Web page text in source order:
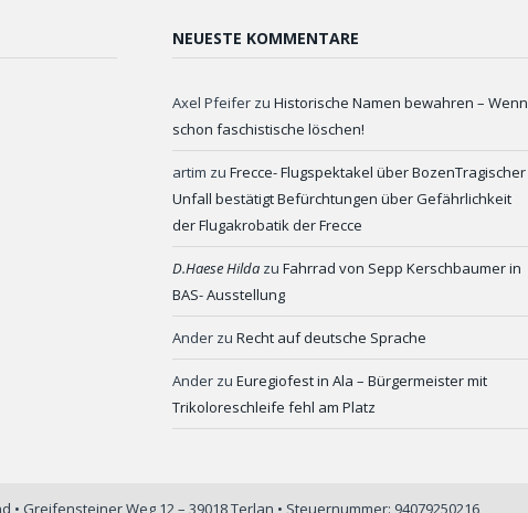
NEUESTE KOMMENTARE
Axel Pfeifer zu Historische Namen bewahren – Wenn
schon faschistische löschen!
artim zu Frecce- Flugspektakel über BozenTragischer
Unfall bestätigt Befürchtungen über Gefährlichkeit
der Flugakrobatik der Frecce
D.Haese Hilda zu Fahrrad von Sepp Kerschbaumer in
BAS- Ausstellung
Ander zu Recht auf deutsche Sprache
Ander zu Euregiofest in Ala – Bürgermeister mit
Trikoloreschleife fehl am Platz
• Greifensteiner Weg 12 – 39018 Terlan • Steuernummer: 94079250216